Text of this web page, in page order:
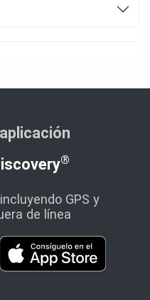
®
GPS y
de línea